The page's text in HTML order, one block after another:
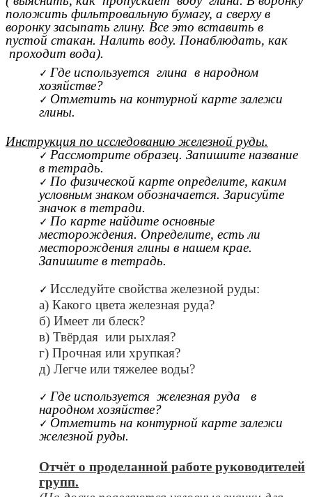
положить фильтровальную бумагу, а сверху в
воронку засыпать глину. Все это вставить в
пустой стакан. Налить воду. Понаблюдать, как
проходит вода).
Где используется глина в народном
хозяйстве?
Отметить на контурной карте залежи
глины.
Инструкция по исследованию железной руды.
Рассмотрите образец. Запишите название
в тетрадь.
По физической карте определите, каким
условным знаком обозначается. Зарисуйте
значок в тетради.
По карте найдите основные
месторождения. Определите, есть ли
месторождения глины в нашем крае.
Запишите в тетрадь.
Исследуйте свойства железной руды:
а) Какого цвета железная руда?
б) Имеет ли блеск?
в) Твёрдая или рыхлая?
г) Прочная или хрупкая?
д) Легче или тяжелее воды?
Где используется железная руда в
народном хозяйстве?
Отметить на контурной карте залежи
железной руды.
Отчёт о проделанной работе руководителей
групп.